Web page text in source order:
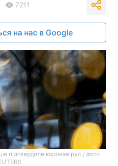
7211
на нас в Google
підтвердили коронавірус / фото